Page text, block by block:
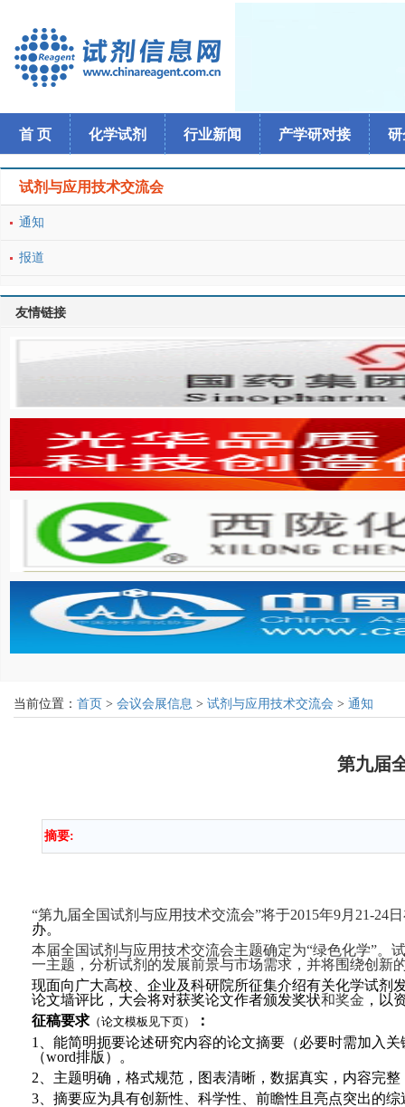
首 页 化学试剂 行业新闻 产学研对接 研
试剂与应用技术交流会
通知
报道
友情链接
当前位置： 首页 > 会议会展信息 > 试剂与应用技术交流会 > 通知
第九届
摘要:
“第九届全国试剂与应用技术交流会”将于2015年9月21-24
办。
本届全国试剂与应用技术交流会主题确定为“绿色化学”。
一主题，分析试剂的发展前景与市场需求，并将围绕创新
现面向广大高校、企业及科研院所征集介绍有关化学试剂
论文墙评比，大会将对获奖论文作者颁发奖状和奖金 ，以
征稿要求（论文模板见下页）
：
1、能简明扼要论述研究内容的论文摘要（必要时需加入
（word排版）。
2、主题明确，格式规范，图表清晰，数据真实，内容完
3、摘要应为具有创新性、科学性、前瞻性且亮点突出的